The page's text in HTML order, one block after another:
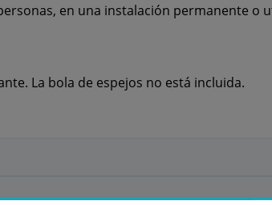
en una instalación permanente
La bola de espejos no está incluida.